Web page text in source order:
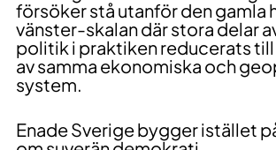
försöker stå utanför den gamla
vänster-skalan där stora delar
politik i praktiken reducerats
av samma ekonomiska och
system.
Enade Sverige bygger istället